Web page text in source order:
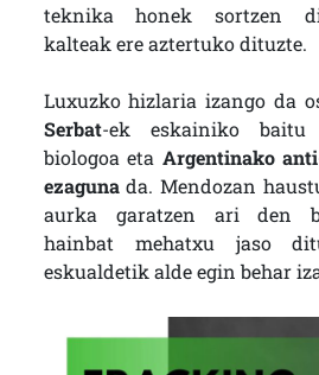
teknika honek sortzen
kalteak ere aztertuko dituzte.
Luxuzko hizlaria izango da
Serbat-ek eskainiko baitu
biologoa eta Argentinako
ezagunada. Mendozan
aurka garatzen ari den
hainbat mehatxu jaso
eskualdetik alde egin behar